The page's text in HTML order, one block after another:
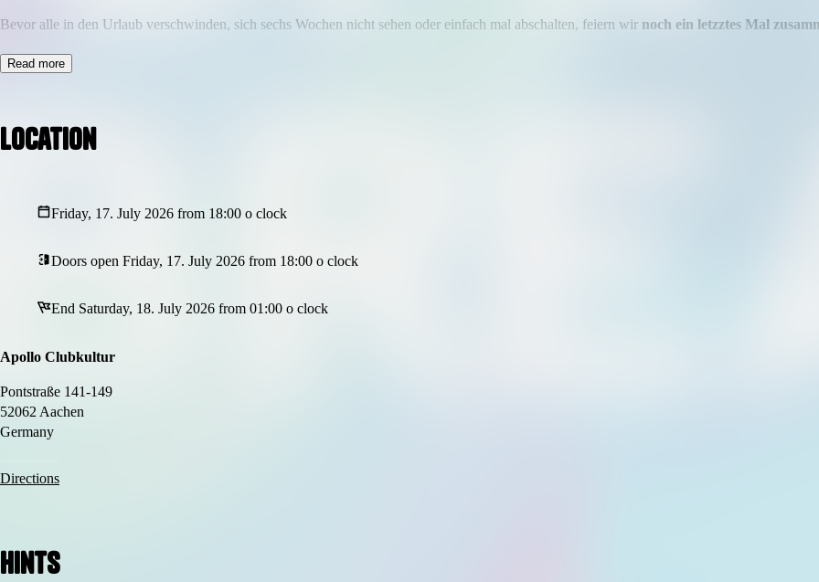
Bevor alle in den Urlaub verschwinden, sich sechs Wochen nicht sehen oder einfach mal abschalten, feiern wir noch ein letzztes Mal
🌴 Summer Vibes
🎧 DEEP ONE + Support
🔞 16+ Event
🕗 Ab 20:00 Uhr
Read more
Location
Friday, 17. July 2026 from 18:00 o clock
Doors open Friday, 17. July 2026 from 18:00 o clock
End Saturday, 18. July 2026 from 01:00 o clock
Apollo Clubkultur
Pontstraße 141-149
52062 Aachen
Germany
Directions
Hints